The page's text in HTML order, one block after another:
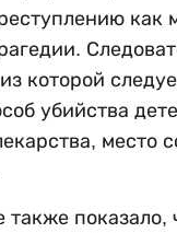
как
которой
убийства
место
также показало,